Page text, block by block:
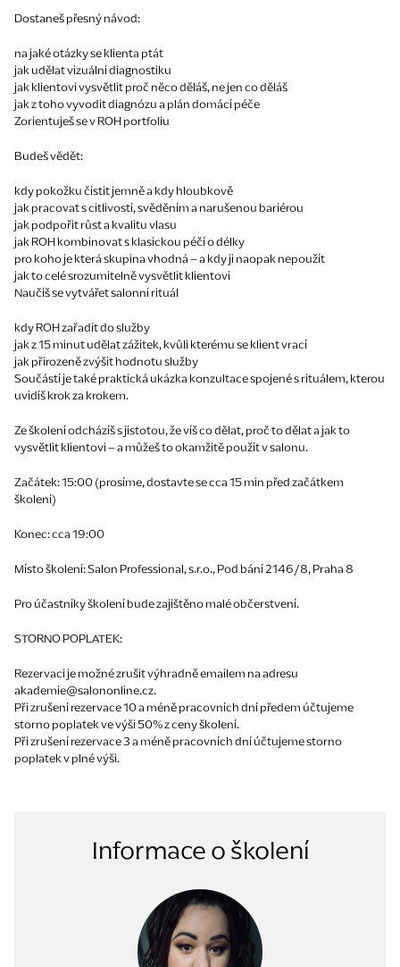
Dostaneš přesný návod:
na jaké otázky se klienta ptát
jak udělat vizuální diagnostiku
jak klientovi vysvětlit proč něco děláš, ne jen co děláš
jak z toho vyvodit diagnózu a plán domácí péče
Zorientuješ se v ROH portfoliu
Budeš vědět:
kdy pokožku čistit jemně a kdy hloubkově
jak pracovat s citlivostí, svěděním a narušenou bariérou
jak podpořit růst a kvalitu vlasu
jak ROH kombinovat s klasickou péčí o délky
pro koho je která skupina vhodná – a kdy ji naopak nepoužít
jak to celé srozumitelně vysvětlit klientovi
Naučíš se vytvářet salonní rituál
kdy ROH zařadit do služby
jak z 15 minut udělat zážitek, kvůli kterému se klient vrací
jak přirozeně zvýšit hodnotu služby
Součástí je také praktická ukázka konzultace spojené s rituálem, kterou
uvidíš krok za krokem.
Ze školení odcházíš s jistotou, že víš co dělat, proč to dělat a jak to
vysvětlit klientovi – a můžeš to okamžitě použít v salonu.
Začátek: 15:00 (prosíme, dostavte se cca 15 min před začátkem
školení)
Konec: cca 19:00
Místo školení: Salon Professional, s.r.o., Pod bání 2146/8, Praha 8
Pro účastníky školení bude zajištěno malé občerstvení.
STORNO POPLATEK:
Rezervaci je možné zrušit výhradně emailem na adresu
akademie@salononline.cz.
Při zrušení rezervace 10 a méně pracovních dní předem účtujeme
storno poplatek ve výši 50% z ceny školení.
Při zrušení rezervace 3 a méně pracovních dní účtujeme storno
poplatek v plné výši.
Informace o školení